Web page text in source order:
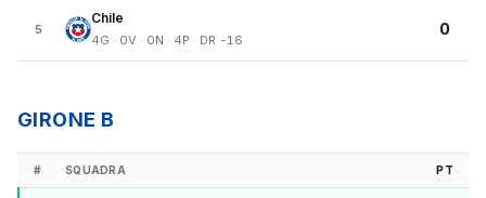
5
Chile
4G · 0V · 0N · 4P · DR -16
0
GIRONE B
# SQUADRA PT